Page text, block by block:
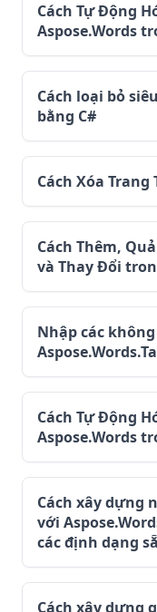
Cách Tự Động
Aspose.Words
Cách loại bỏ
bằng C#
Cách Xóa
Cách Thêm,
và Thay Đổi
Nhập các
Cách Tự Động
Aspose.Words
Cách xây dựng
với
các định dạng
Cách xây dựng